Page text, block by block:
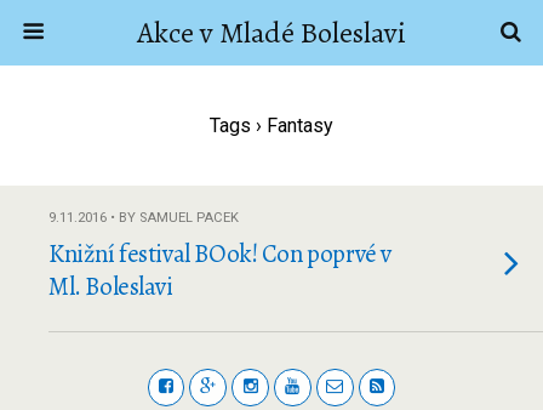
Akce v Mladé Boleslavi
Tags › Fantasy
9.11.2016 • BY SAMUEL PACEK
Knižní festival BOok! Con poprvé v
Ml. Boleslavi